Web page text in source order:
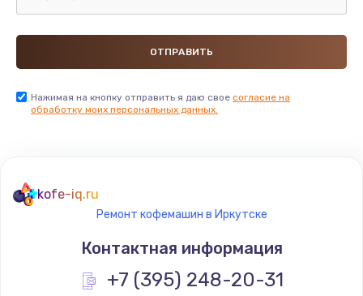
Нажимая на кнопку отправить я даю свое согласие на
обработку моих персональных данных.
kofe-iq.ru
Ремонт кофемашин в Иркутске
Контактная информация
+7 (395) 248-20-31